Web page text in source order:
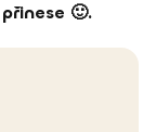
🙂.